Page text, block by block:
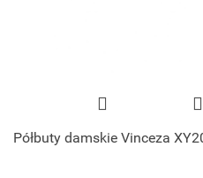
Półbuty damskie Vinceza